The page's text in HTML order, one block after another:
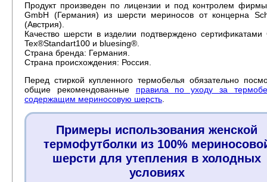
Продукт произведен по лицензии и под контролем
GmbH (Германия) из шерсти мериносов от концерна
(Австрия).
Качество шерсти в изделии подтверждено сертификатами
Tex®Standart100 и bluesing®.
Страна бренда: Германия.
Страна происхождения: Россия.
Перед стиркой купленного термобелья обязательно
общие рекомендованные правила по уходу за
содержащим мериносовую шерсть
Примеры использования женской
термофутболки из 100%
шерсти для утепления в холодных
условиях